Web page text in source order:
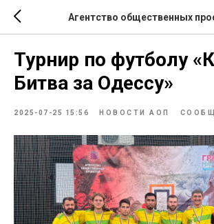
Агентство общественных
Турнир по футболу
Битва за Одессу»‎
2025-07-25 15:56 НОВОСТИ АОП